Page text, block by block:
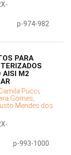
p-974-982
PARA
AISI M2
Pucci;
Gomes;
Mendes dos
p-993-1000